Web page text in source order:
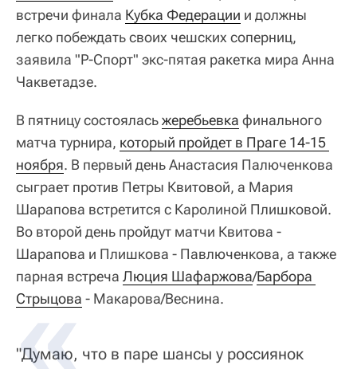
встречи финала Кубка Федерации и должны
легко побеждать своих чешских соперниц,
заявила "Р-Спорт" экс-пятая ракетка мира Анна
Чакветадзе.
В пятницу состояласьжеребьевка финального
матча турнира, который пройдет в Праге 14-15
ноября. В первый день Анастасия Палюченкова
сыграет против Петры Квитовой, а Мария
Шарапова встретится с Каролиной Плишковой.
Во второй день пройдут матчи Квитова -
Шарапова и Плишкова - Павлюченкова, а также
парная встреча Люция Шафаржова/Барбора
Стрыцова - Макарова/Веснина.
"Думаю, что в паре шансы у россиянок